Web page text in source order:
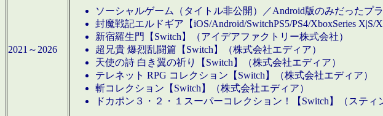
2021～2026
ソーシャルゲーム（タイトル非公開）／Android版のみだったプ
封魔戦記エルドギア【iOS/Android/SwitchPS5/PS4/XboxSeries X|S/
新宿羅生門【Switch】（アイデアファクトリー株式会社）
超兄貴 爆烈乱闘篇【Switch】（株式会社エディア）
天使の詩 白き翼の祈り【Switch】（株式会社エディア）
テレネット RPG コレクション【Switch】（株式会社エディア）
斬コレクション【Switch】（株式会社エディア）
ドカポン３・２・１スーパーコレクション！【Switch】（スティ